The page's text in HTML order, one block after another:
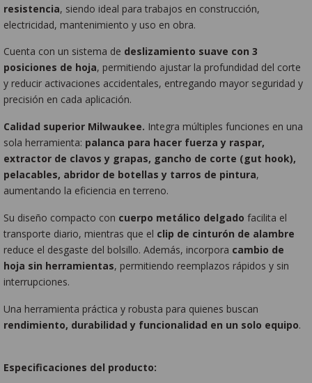
resistencia, siendo ideal para trabajos en construcción,
electricidad, mantenimiento y uso en obra.
Cuenta con un sistema de deslizamiento suave con 3
posiciones de hoja, permitiendo ajustar la profundidad del corte
y reducir activaciones accidentales, entregando mayor seguridad y
precisión en cada aplicación.
Calidad superior Milwaukee. Integra múltiples funciones en una
sola herramienta: palanca para hacer fuerza y raspar,
extractor de clavos y grapas, gancho de corte (gut hook),
pelacables, abridor de botellas y tarros de pintura,
aumentando la eficiencia en terreno.
Su diseño compacto con cuerpo metálico delgado facilita el
transporte diario, mientras que el clip de cinturón de alambre
reduce el desgaste del bolsillo. Además, incorpora cambio de
hoja sin herramientas, permitiendo reemplazos rápidos y sin
interrupciones.
Una herramienta práctica y robusta para quienes buscan
rendimiento, durabilidad y funcionalidad en un solo equipo.
Especificaciones del producto: